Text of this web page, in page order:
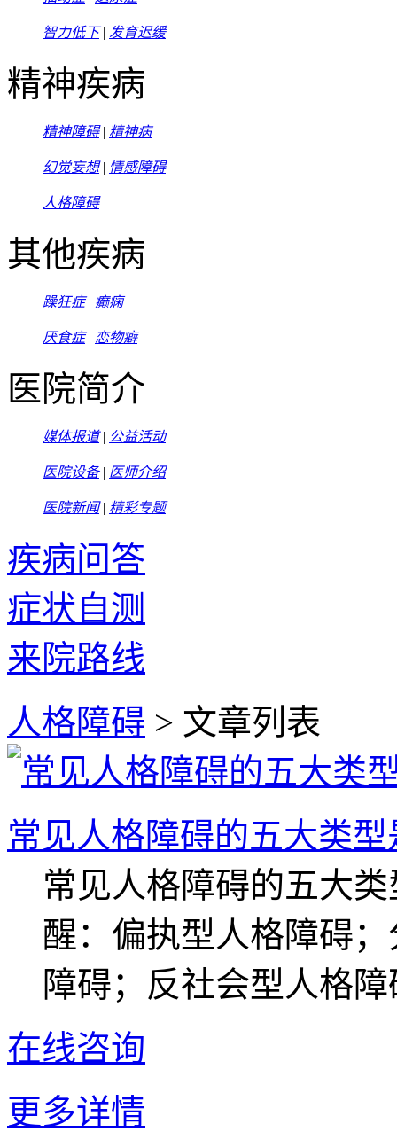
智力低下| 发育迟缓
精神疾病
精神障碍| 精神病
幻觉妄想| 情感障碍
人格障碍
其他疾病
躁狂症| 癫痫
厌食症| 恋物癖
医院简介
媒体报道| 公益活动
医院设备| 医师介绍
医院新闻| 精彩专题
疾病问答
症状自测
来院路线
人格障碍 > 文章列表
常见人格障碍的五大类
常见人格障碍的五大
醒：偏执型人格障碍
障碍；反社会型人格
在线咨询
更多详情